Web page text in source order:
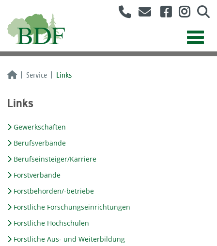
Service Links
Links
Gewerkschaften
Berufsverbände
Berufseinsteiger/Karriere
Forstverbände
Forstbehörden/-betriebe
Forstliche Forschungseinrichtungen
Forstliche Hochschulen
Forstliche Aus- und Weiterbildung